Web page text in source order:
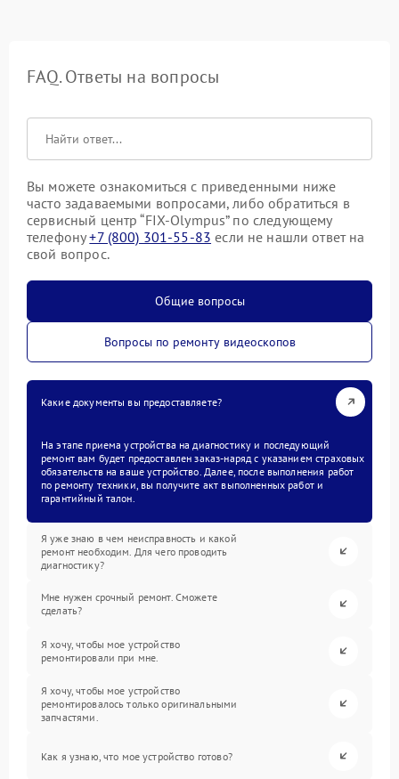
FAQ. Ответы на вопросы
Вы можете ознакомиться с приведенными ниже
часто задаваемыми вопросами, либо обратиться в
сервисный центр “FIX-Olympus” по следующему
телефону+7 (800) 301-55-83 если не нашли ответ на
свой вопрос.
Общие вопросы
Вопросы по ремонту видеоскопов
Какие документы вы предоставляете?
На этапе приема устройства на диагностику и последующий
ремонт вам будет предоставлен заказ-наряд с указанием страховых
обязательств на ваше устройство. Далее, после выполнения работ
по ремонту техники, вы получите акт выполненных работ и
гарантийный талон.
Я уже знаю в чем неисправность и какой
ремонт необходим. Для чего проводить
диагностику?
Мне нужен срочный ремонт. Сможете
сделать?
Я хочу, чтобы мое устройство
ремонтировали при мне.
Я хочу, чтобы мое устройство
ремонтировалось только оригинальными
запчастями.
Как я узнаю, что мое устройство готово?